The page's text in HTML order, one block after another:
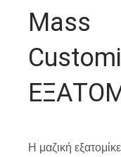
Μass
Η μαζική